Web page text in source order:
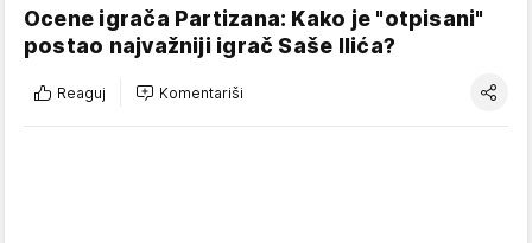
Ocene igrača Partizana: Kako je "otpisani"
postao najvažniji igrač Saše Ilića?
Reaguj Komentariši